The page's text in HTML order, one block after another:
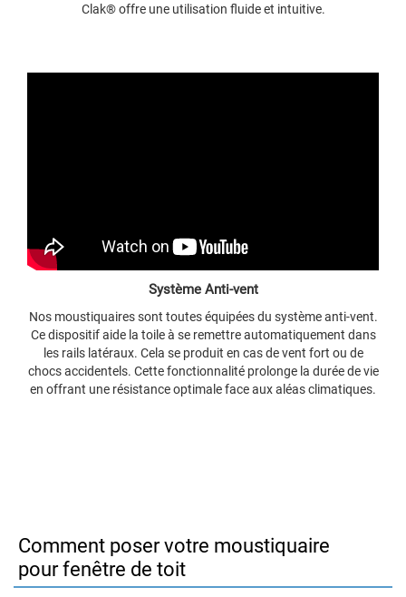
Clak® offre une utilisation fluide et intuitive.
Système Anti-vent
Nos moustiquaires sont toutes équipées du système anti-vent.
Ce dispositif aide la toile à se remettre automatiquement dans
les rails latéraux. Cela se produit en cas de vent fort ou de
chocs accidentels. Cette fonctionnalité prolonge la durée de vie
en offrant une résistance optimale face aux aléas climatiques.
Comment poser votre moustiquaire
pour fenêtre de toit